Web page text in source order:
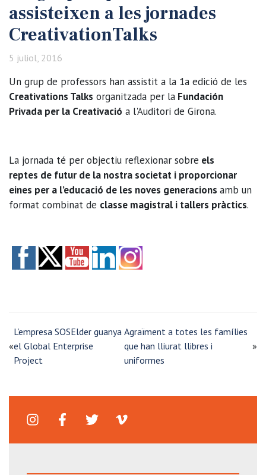
assisteixen a les jornades
CreativationTalks
5 juliol, 2016
Un grup de professors han assistit a la 1a edició de les
Creativations Talks organitzada per la Fundación
Privada per la Creativació a l'Auditori de Girona.
La jornada té per objectiu reflexionar sobre els
reptes de futur de la nostra societat i proporcionar
eines per a l’educació de les noves generacions amb un
format combinat de classe magistral i tallers pràctics.
«
L’empresa SOSElder guanya
el Global Enterprise
Project
Agraïment a totes les famílies
que han lliurat llibres i
uniformes
»